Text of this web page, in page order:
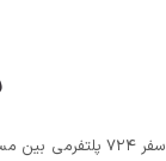
سفر ۷۲۴